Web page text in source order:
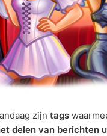
zijn tags
delen van berichten